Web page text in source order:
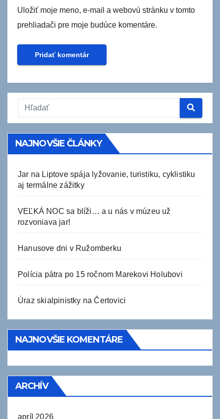
Uložiť moje meno, e-mail a webovú stránku v tomto
prehliadači pre moje budúce komentáre.
NAJNOVŠIE ČLÁNKY
Jar na Liptove spája lyžovanie, turistiku, cyklistiku
aj termálne zážitky
VEĽKÁ NOC sa blíži… a u nás v múzeu už
rozvoniava jar!
Hanusove dni v Ružomberku
Polícia pátra po 15 ročnom Marekovi Holubovi
Úraz skialpinistky na Čertovici
NAJNOVŠIE KOMENTÁRE
ARCHÍV
apríl 2026